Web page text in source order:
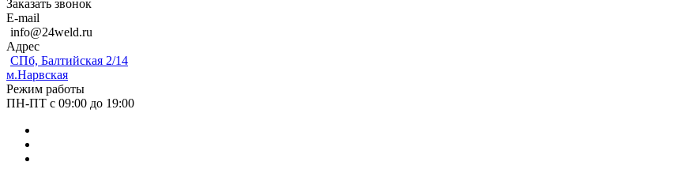
Заказать звонок
E-mail
info@24weld.ru
Адрес
СПб, Балтийская 2/14
м.Нарвская
Режим работы
ПН-ПТ с 09:00 до 19:00